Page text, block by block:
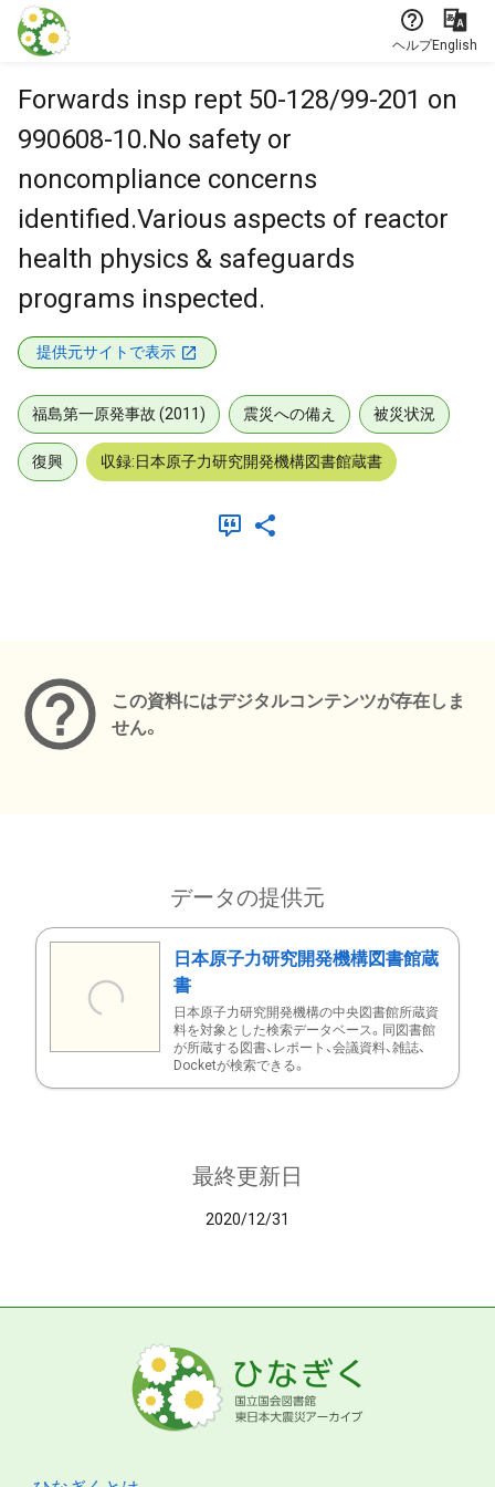
本文に飛ぶ
ヘルプEnglish
Forwards insp rept 50-128/99-201 on
990608-10.No safety or
noncompliance concerns
identified.Various aspects of reactor
health physics & safeguards
programs inspected.
提供元サイトで表示
福島第一原発事故 (2011) 震災への備え 被災状況
復興 収録:日本原子力研究開発機構図書館蔵書
この資料にはデジタルコンテンツが存在しま
せん。
データの提供元
日本原子力研究開発機構図書館蔵
書
日本原子力研究開発機構の中央図書館所蔵資
料を対象とした検索データベース。同図書館
が所蔵する図書、レポート、会議資料、雑誌、
Docketが検索できる。
最終更新日
2020/12/31